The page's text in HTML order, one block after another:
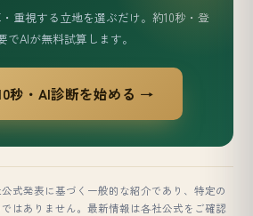
重視する立地を選ぶだけ。約10秒・登
でAIが無料試算します。
秒・AI診断を始める →
式発表に基づく一般的な紹介であり、特定の
はありません。最新情報は各社公式をご確認